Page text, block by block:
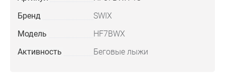
Бренд
SWIX
Модель
HF7BWX
Активность
Беговые лыжи